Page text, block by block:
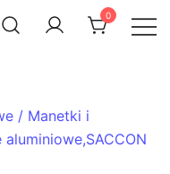
0
/ Manetki i